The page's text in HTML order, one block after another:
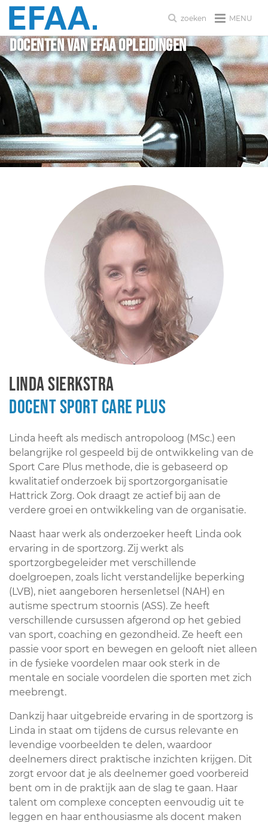
MENU
zoeken
Docenten van EFAA Opleidingen
Linda Sierkstra
Docent Sport Care Plus
Linda heeft als medisch antropoloog (MSc.) een
belangrijke rol gespeeld bij de ontwikkeling van de
Sport Care Plus methode, die is gebaseerd op
kwalitatief onderzoek bij sportzorgorganisatie
Hattrick Zorg. Ook draagt ze actief bij aan de
verdere groei en ontwikkeling van de organisatie.
Naast haar werk als onderzoeker heeft Linda ook
ervaring in de sportzorg. Zij werkt als
sportzorgbegeleider met verschillende
doelgroepen, zoals licht verstandelijke beperking
(LVB), niet aangeboren hersenletsel (NAH) en
autisme spectrum stoornis (ASS). Ze heeft
verschillende cursussen afgerond op het gebied
van sport, coaching en gezondheid. Ze heeft een
passie voor sport en bewegen en gelooft niet alleen
in de fysieke voordelen maar ook sterk in de
mentale en sociale voordelen die sporten met zich
meebrengt.
Dankzij haar uitgebreide ervaring in de sportzorg is
Linda in staat om tijdens de cursus relevante en
levendige voorbeelden te delen, waardoor
deelnemers direct praktische inzichten krijgen. Dit
zorgt ervoor dat je als deelnemer goed voorbereid
bent om in de praktijk aan de slag te gaan. Haar
talent om complexe concepten eenvoudig uit te
leggen en haar enthousiasme als docent maken